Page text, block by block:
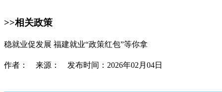
>>相关政策
稳就业促发展 福建就业“政策红包”等你拿
作者： 来源： 发布时间：2026年02月04日